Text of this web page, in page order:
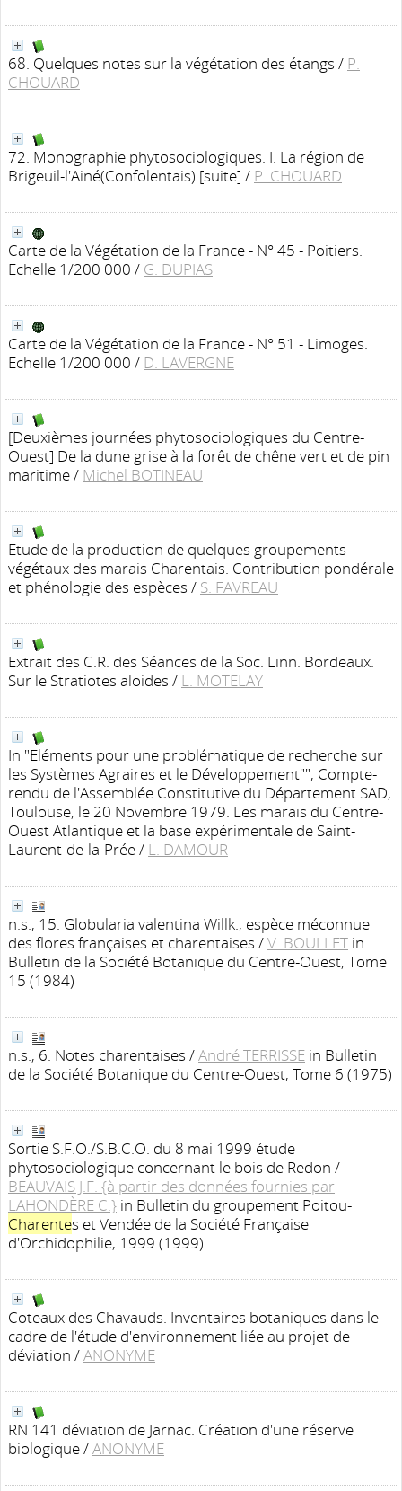
68. Quelques notes sur la végétation des étangs / P.
CHOUARD
72. Monographie phytosociologiques. I. La région de
Brigeuil-l'Ainé(Confolentais) [suite] / P. CHOUARD
Carte de la Végétation de la France - N° 45 - Poitiers.
Echelle 1/200 000 / G. DUPIAS
Carte de la Végétation de la France - N° 51 - Limoges.
Echelle 1/200 000 / D. LAVERGNE
[Deuxièmes journées phytosociologiques du Centre-
Ouest] De la dune grise à la forêt de chêne vert et de pin
maritime/ Michel BOTINEAU
Etude de la production de quelques groupements
végétaux des marais Charentais. Contribution pondérale
et phénologie des espèces / S. FAVREAU
Extrait des C.R. des Séances de la Soc. Linn. Bordeaux.
Sur le Stratiotes aloides / L. MOTELAY
In "Eléments pour une problématique de recherche sur
les Systèmes Agraires et le Développement"", Compte-
rendu de l'Assemblée Constitutive du Département SAD,
Toulouse, le 20 Novembre 1979. Les marais du Centre-
Ouest Atlantique et la base expérimentale de Saint-
Laurent-de-la-Prée/ L. DAMOUR
n.s., 15. Globularia valentina Willk., espèce méconnue
des flores françaises et charentaises /V. BOULLET in
Bulletin de la Société Botanique du Centre-Ouest, Tome
15 (1984)
n.s., 6. Notes charentaises /André TERRISSE in Bulletin
de la Société Botanique du Centre-Ouest, Tome 6 (1975)
Sortie S.F.O./S.B.C.O. du 8 mai 1999 étude
phytosociologique concernant le bois de Redon /
BEAUVAIS J.F. {à partir des données fournies par
LAHONDÈRE C.} in Bulletin du groupement Poitou-
Charentes et Vendée de la Société Française
d'Orchidophilie, 1999 (1999)
Coteaux des Chavauds. Inventaires botaniques dans le
cadre de l'étude d'environnement liée au projet de
déviation /ANONYME
RN 141 déviation de Jarnac. Création d'une réserve
biologique/ANONYME